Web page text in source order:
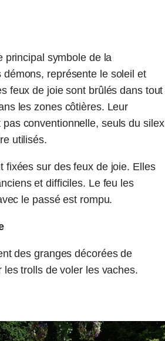
principal symbole de la
représente le soleil et
feux de joie sont brûlés dans tout
les zones côtières. Leur
conventionnelle, seuls du silex
utilisés.
fixées sur des feux de joie. Elles
et difficiles. Le feu les
le passé est rompu.
des granges décorées de
trolls de voler les vaches.